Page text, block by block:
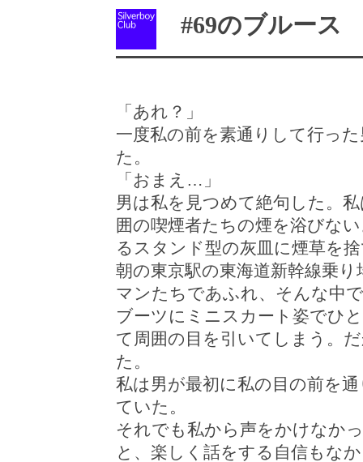
#69のブルース
「あれ？」
一度私の前を素通りして行っ
た。
「おまえ…」
男は私を見つめて絶句した。
囲の喫煙者たちの煙を浴びな
るスタンド型の灰皿に煙草を
朝の東京駅の東海道新幹線乗
マンたちであふれ、そんな中
ブーツにミニスカート姿でひ
て周囲の目を引いてしまう。
た。
私は男が最初に私の目の前を
ていた。
それでも私から声をかけなか
と、楽しく話をする自信もな